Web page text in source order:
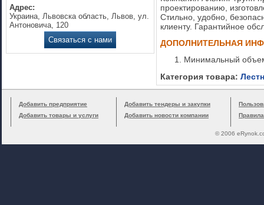
Адрес:
Украина, Львовска область, Львов, ул.
Антоновича, 120
Связаться с нами
проектированию,
Стильно, удобно,
клиенту. Гарантийное
ДОПОЛНИТЕЛЬНАЯ
Минимальный
Категория товара:
Добавить предприятие
Добавить товары и услуги
Добавить тендеры и закупки
Добавить новости компании
© 2006